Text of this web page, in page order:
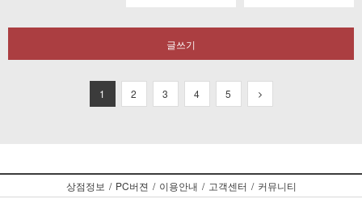
글쓰기
1 2 3 4 5
상점정보 / PC버젼 / 이용안내 / 고객센터 / 커뮤니티